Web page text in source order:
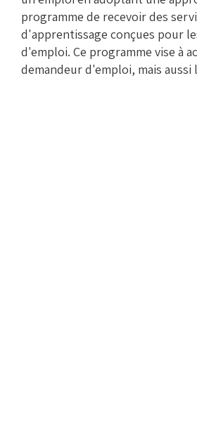
programme de recevoir des
d'apprentissage conçues pour
d'emploi. Ce programme vise à
demandeur d'emploi, mais